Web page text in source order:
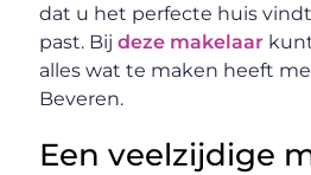
dat u het perfecte huis
past. Bijdeze makelaar
alles wat te maken heeft
Beveren.
Een veelzijdige